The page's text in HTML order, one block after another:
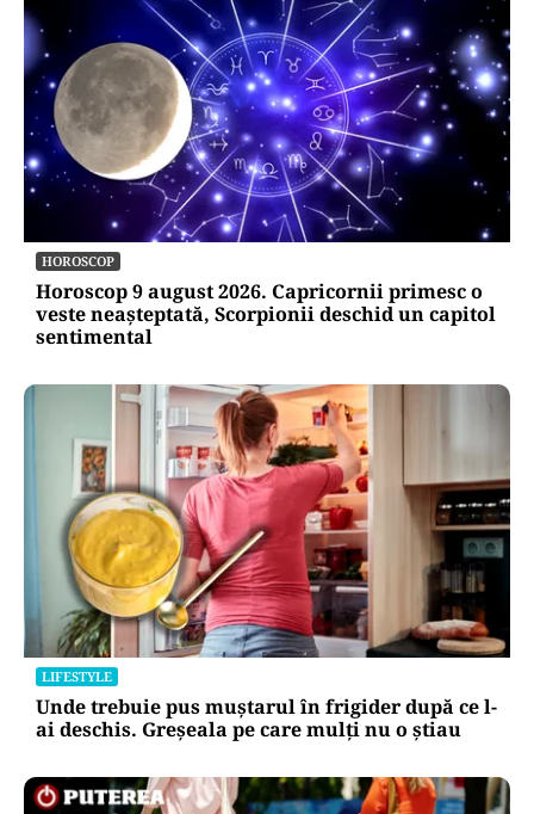
Zile libere rămase în 2026. Când se mai poate
face punte până la finalul anului
HOROSCOP
Horoscop 9 august 2026. Capricornii primesc o
veste neașteptată, Scorpionii deschid un capitol
sentimental